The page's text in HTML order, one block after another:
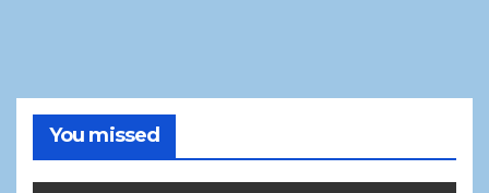
You missed